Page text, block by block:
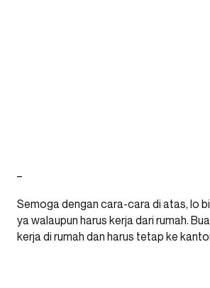
Semoga dengan cara-cara di atas, lo
ya walaupun harus kerja dari rumah.
kerja di rumah dan harus tetap ke